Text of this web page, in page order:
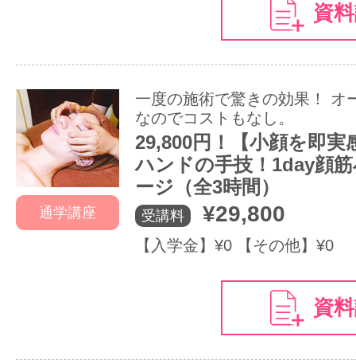
資
通学講座
一度の施術で驚きの効果！ オ
なのでコストもなし。
29,800円！【小顔を即実
ハンドの手技！1day顔
ージ（全3時間）
受講料 ¥29,800
【入学金】¥0 【その他】¥0
資